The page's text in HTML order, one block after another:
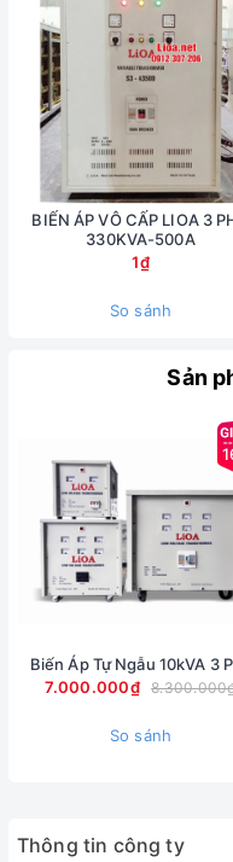
BIẾN ÁP VÔ CẤP LIOA 3
330KVA-500A
1₫
So sánh
Sản
Biến Áp Tự Ngẫu 10kVA 3
7.000.000₫
So sánh
Thông tin công ty